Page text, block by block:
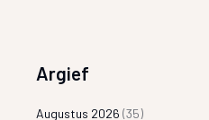
Argief
Augustus 2026 (35)